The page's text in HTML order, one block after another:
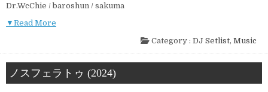
Dr.WcChie / baroshun / sakuma
▼Read More
Category : DJ Setlist, Music
ノスフェラトゥ (2024)